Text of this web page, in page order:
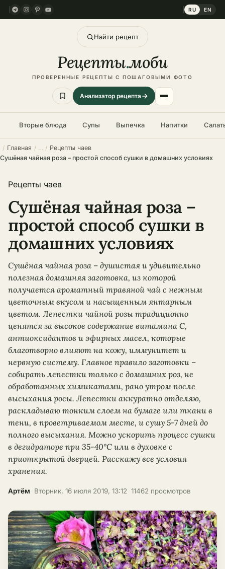
RU EN
Найти рецепт
Рецепты.моби
ПРОВЕРЕННЫЕ РЕЦЕПТЫ С ПОШАГОВЫМИ ФОТО
Анализатор рецепта
Вторые блюда Супы Выпечка Напитки
Главная
Рецепты чаев
Сушёная чайная роза – простой способ сушки в домашних условиях
Рецепты чаев
Сушёная чайная роза –
простой способ сушки в
домашних условиях
Сушёная чайная роза – душистая и удивительно
полезная домашняя заготовка, из которой
получается ароматный травяной чай с нежным
цветочным вкусом и насыщенным янтарным
цветом. Лепестки чайной розы традиционно
ценятся за высокое содержание витамина С,
антиоксидантов и эфирных масел, которые
благотворно влияют на кожу, иммунитет и
нервную систему. Главное правило заготовки –
собирать лепестки только с домашних роз, не
обработанных химикатами, рано утром после
высыхания росы. Лепестки аккуратно отделяю,
раскладываю тонким слоем на бумаге или ткани в
тени, в проветриваемом месте, и сушу 5-7 дней до
полного высыхания. Можно ускорить процесс сушки
в дегидраторе при 35-40°C или в духовке с
приоткрытой дверцей. Расскажу все условия
хранения.
Артём Вторник, 16 июля 2019, 13:12 11462 просмотров